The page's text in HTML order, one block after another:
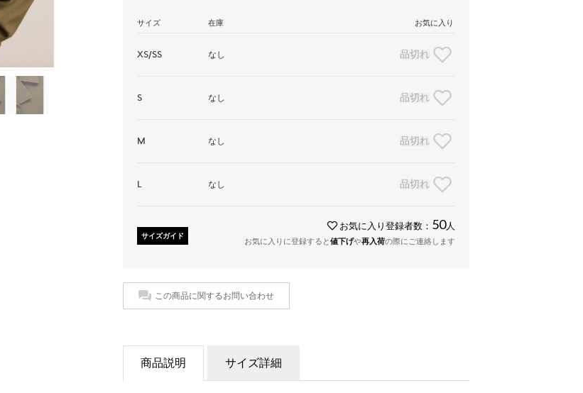
サイズ 在庫 お気に入り
XS/SS なし 品切れ
S なし 品切れ
M なし 品切れ
L なし 品切れ
サイズガイド
お気に入り登録者数： 50人
お気に入りに登録すると値下げや再入荷の際にご連絡します
この商品に関するお問い合わせ
商品説明 サイズ詳細